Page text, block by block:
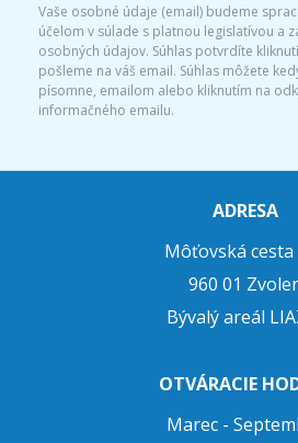
Vaše osobné údaje (email) budeme
účelom v súlade s platnou legislatívou a
osobných údajov. Súhlas potvrdíte
pošleme na váš email. Súhlas môžete
písomne, emailom alebo kliknutím na
informačného emailu.
ADRESA
Môťovská cesta
960 01
Bývalý areál
OTVÁRACIE
Marec -